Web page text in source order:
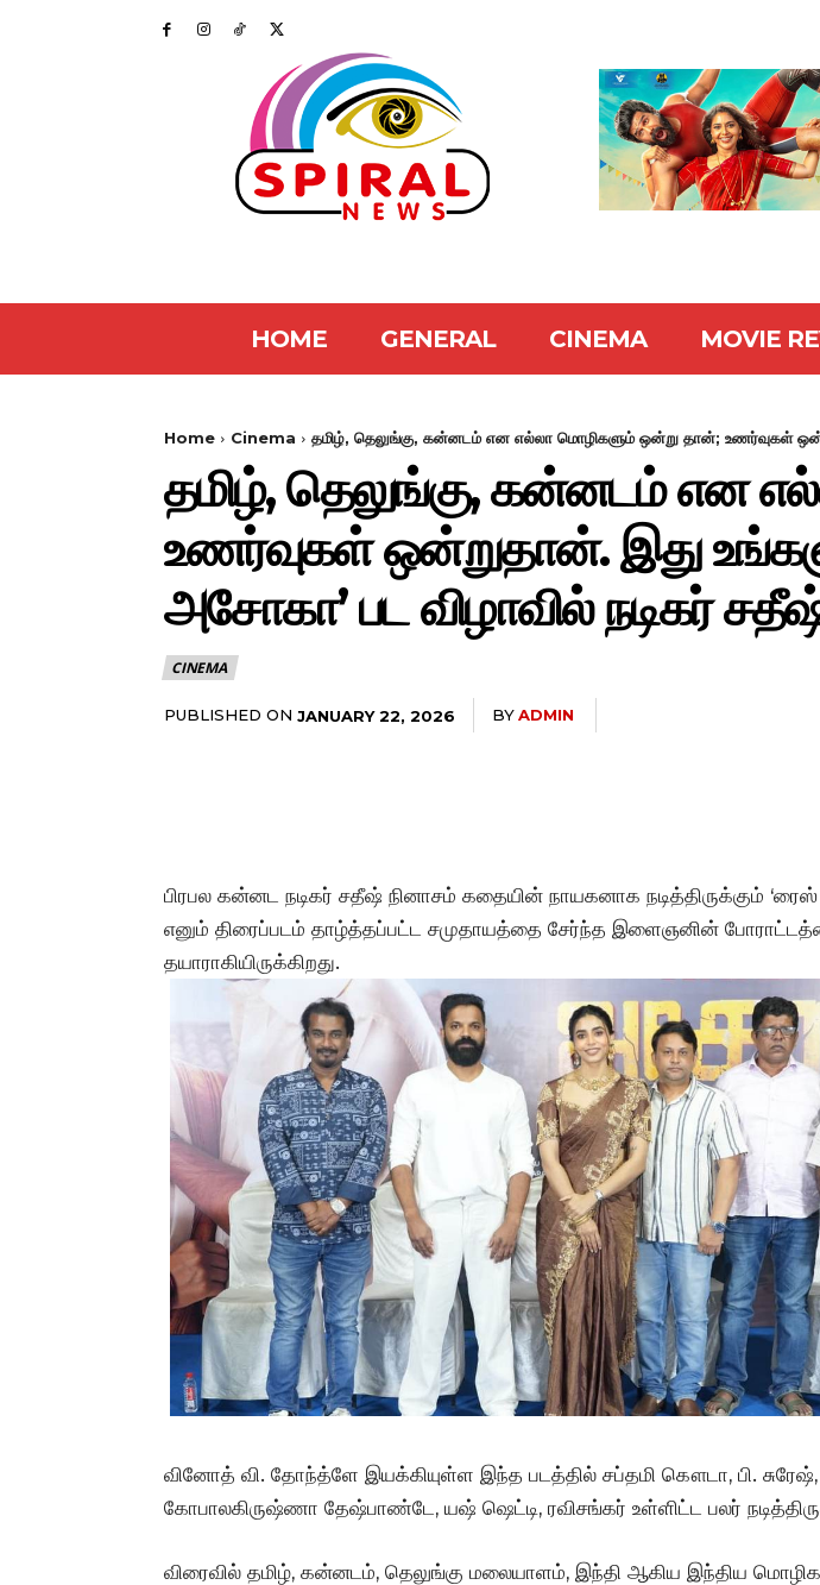
HOME GENERAL CINEMA MOVIE
Home Cinema தமிழ், தெலுங்கு, கன்னடம் என எல்லா மொழிகளும் ஒன்று தான்; உணர்வுகள்
தமிழ், தெலுங்கு, கன்னடம் என
உணர்வுகள் ஒன்றுதான். இது
அசோகா’ பட விழாவில் நடிகர்
CINEMA
PUBLISHED ON JANUARY 22, 2026 BYADMIN
பிரபல கன்னட நடிகர் சதீஷ் நினாசம் கதையின் நாயகனாக நடித்திருக்கும்
எனும் திரைப்படம் தாழ்த்தப்பட்ட சமுதாயத்தை சேர்ந்த இளைஞனின்
தயாராகியிருக்கிறது.
வினோத் வி. தோந்த்ளே இயக்கியுள்ள இந்த படத்தில் சப்தமி கௌடா, பி.
கோபாலகிருஷ்ணா தேஷ்பாண்டே, யஷ் ஷெட்டி, ரவிசங்கர் உள்ளிட்ட பலர்
விரைவில் தமிழ், கன்னடம், தெலுங்கு மலையாளம், இந்தி ஆகிய இந்திய